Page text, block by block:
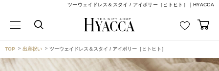
ツーウェイドレス＆スタイ / アイボリー［ヒトヒト］｜HYACCA
TOP 出産祝い ツーウェイドレス＆スタイ / アイボリー［ヒトヒト］